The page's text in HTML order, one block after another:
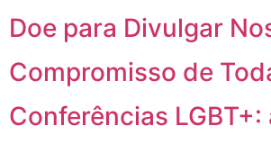
Doe para Divulgar
Compromisso de
Conferências LGBT+: